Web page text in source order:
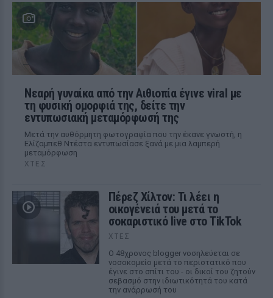
Νεαρή γυναίκα από την Αιθιοπία έγινε viral με
τη φυσική ομορφιά της, δείτε την
εντυπωσιακή μεταμόρφωσή της
Μετά την αυθόρμητη φωτογραφία που την έκανε γνωστή, η
Ελίζαμπεθ Ντέστα εντυπωσίασε ξανά με μια λαμπερή
μεταμόρφωση
ΧΤΕΣ
Πέρεζ Χίλτον: Τι λέει η
οικογένειά του μετά το
σοκαριστικό live στο TikTok
ΧΤΕΣ
Ο 48χρονος blogger νοσηλεύεται σε
νοσοκομείο μετά το περιστατικό που
έγινε στο σπίτι του - οι δικοί του ζητούν
σεβασμό στην ιδιωτικότητά του κατά
την ανάρρωσή του